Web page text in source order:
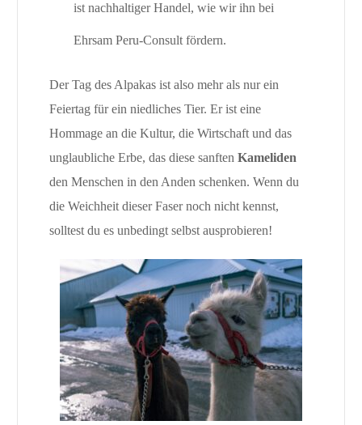
ist nachhaltiger Handel, wie wir ihn bei
Ehrsam Peru-Consult fördern.
Der Tag des Alpakas ist also mehr als nur ein
Feiertag für ein niedliches Tier. Er ist eine
Hommage an die Kultur, die Wirtschaft und das
unglaubliche Erbe, das diese sanften Kameliden
den Menschen in den Anden schenken. Wenn du
die Weichheit dieser Faser noch nicht kennst,
solltest du es unbedingt selbst ausprobieren!